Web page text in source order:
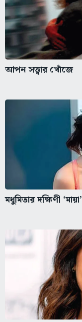
আপন সত্ত্বার খোঁজে
মধুমিতার দক্ষিণী ‘মায়া’